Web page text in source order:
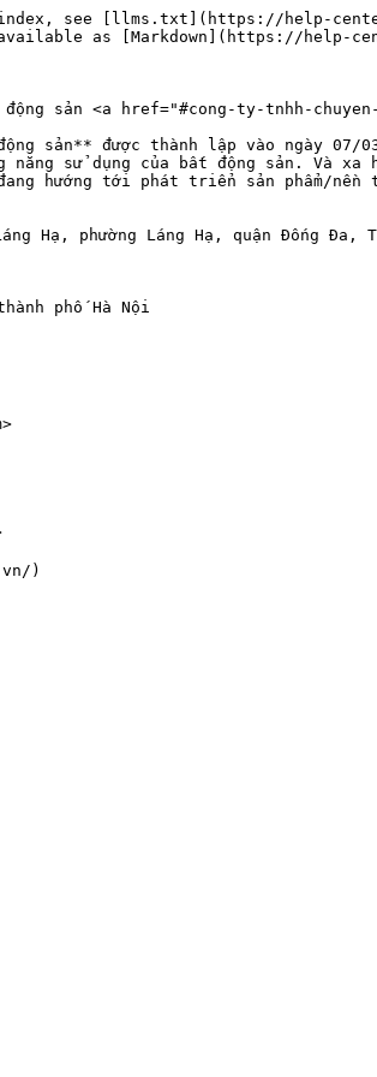
see [llms.txt](https://help-
as [Markdown](https://help-
động sản <a href="#cong-ty-tnhh-
sản** được thành lập vào ngày
năng sử dụng của bất động sản. Và
hướng tới phát triển sản phẩm/nền
Hạ, phường Láng Hạ, quận Đống Đa,
phố Hà Nội